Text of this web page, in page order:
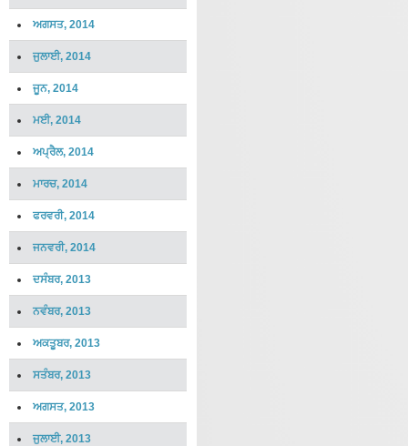
ਅਗਸਤ, 2014
ਜੁਲਾਈ, 2014
ਜੂਨ, 2014
ਮਈ, 2014
ਅਪ੍ਰੈਲ, 2014
ਮਾਰਚ, 2014
ਫਰਵਰੀ, 2014
ਜਨਵਰੀ, 2014
ਦਸੰਬਰ, 2013
ਨਵੰਬਰ, 2013
ਅਕਤੂਬਰ, 2013
ਸਤੰਬਰ, 2013
ਅਗਸਤ, 2013
ਜੁਲਾਈ, 2013